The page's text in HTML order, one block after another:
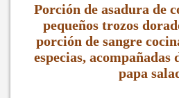
Porción de asadura de
pequeños trozos
porción de sangre
especias, acompañadas
papa